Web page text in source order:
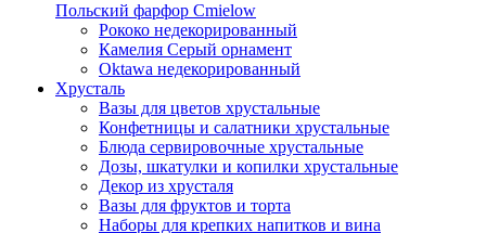
Польский фарфор Сmielow
Рококо недекорированный
Камелия Серый орнамент
Oktawa недекорированный
Хрусталь
Вазы для цветов хрустальные
Конфетницы и салатники хрустальные
Блюда сервировочные хрустальные
Дозы, шкатулки и копилки хрустальные
Декор из хрусталя
Вазы для фруктов и торта
Наборы для крепких напитков и вина